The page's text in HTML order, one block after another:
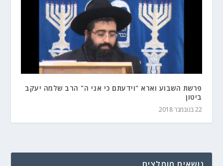
פרשת השבוע וארא "וידעתם כי אני ה" הרב שלמה יעקב
ביטון
22 בנובמבר 2018